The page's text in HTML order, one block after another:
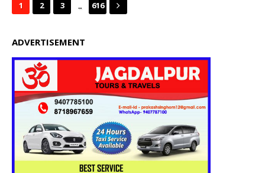
1 2 3 ... 616
ADVERTISEMENT